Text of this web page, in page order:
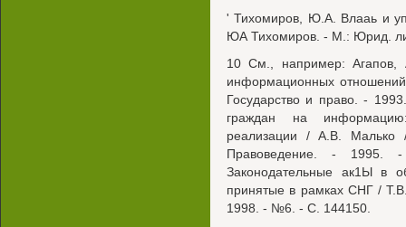
' Тихомиров, Ю.А. Влааь и
ЮА Тихомиров. - М.: Юрид.
10 См., например: Агапов,
информационных
Государство и право. -
граждан на
реализации / А.В. Малько
Правоведение. -
Законодательные ак1Ы в
принятые в рамках СНГ /
1998. - №6. - С. 144150.